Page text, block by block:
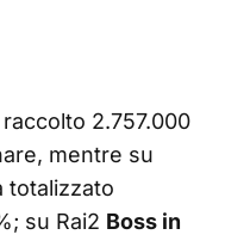
raccolto 2.757.000
mentre su
totalizzato
su Rai2 Boss in